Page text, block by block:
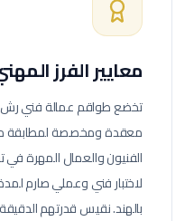
معايير الفرز
تخضع طواقم عمالةفني
معقدة ومخصصة لمطابقة
الفنيون والعمال المهرة
بالهند. نقيس قدرتهم